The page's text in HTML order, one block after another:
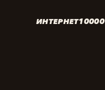
ИНТЕРНЕТ10000